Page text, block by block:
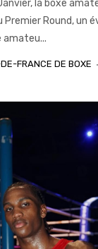
la boxe
Premier Round, un
amateu...
FRANCE DE BOXE